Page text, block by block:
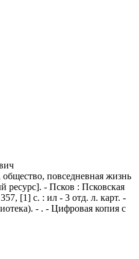
повседневная жизнь
- Псков : Псковская
[1] с. : ил - 3 отд. л. карт. -
- . - Цифровая копия с